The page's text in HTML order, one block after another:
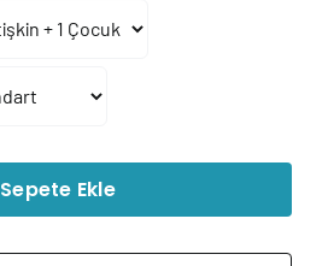
Sepete Ekle